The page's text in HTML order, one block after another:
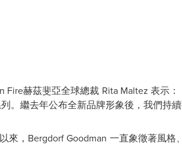
Fire赫茲斐亞全球總裁 Rita Maltez 表示：
。繼去年公布全新品牌形象後，我們持
來， Bergdorf Goodman 一直象徵著風格